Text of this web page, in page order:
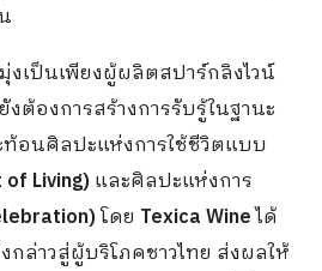
งเป็นเพียงผู้ผลิตสปาร์กลิงไวน์
งต้องการสร้างการรับรู้ในฐานะ
อนศิลปะแห่งการใช้ชีวิตแบบ
Living)และศิลปะแห่งการ
โดย Texica Wineได้
ล่าวสู่ผู้บริโภคชาวไทย ส่งผลให้